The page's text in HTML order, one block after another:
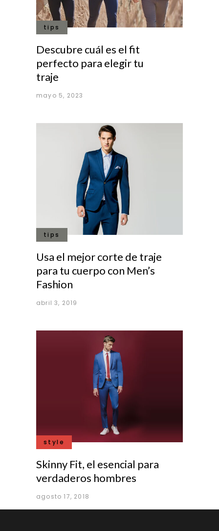
tips
Descubre cuál es el fit
perfecto para elegir tu
traje
mayo 5, 2023
tips
Usa el mejor corte de traje
para tu cuerpo con Men’s
Fashion
abril 3, 2019
style
Skinny Fit, el esencial para
verdaderos hombres
agosto 17, 2018